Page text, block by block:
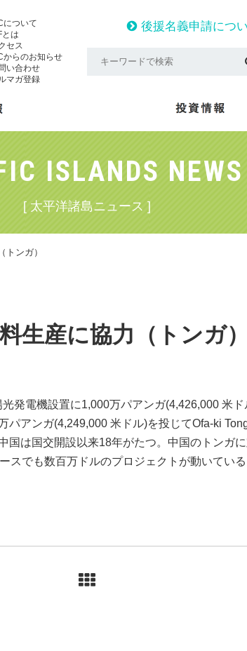
について
とは
セス
からのお知らせ
い合わせ
マガ登録
後援名義申請につ
ISLANDS NEWS
[ 太平洋諸島ニュース ]
ンガ）
生産に協力（トンガ）
発電機設置に1,000万パアンガ(4,426,000 米
パアンガ(4,249,000 米ドル)を投じてOfa-ki
国は国交開設以来18年がたつ。中国のトンガ
スでも数百万ドルのプロジェクトが動いてい